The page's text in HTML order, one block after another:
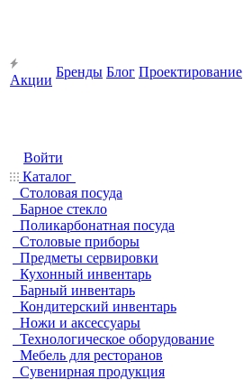
Акции
Бренды Блог Проектирование
Войти
Каталог
Столовая посуда
Барное стекло
Поликарбонатная посуда
Столовые приборы
Предметы сервировки
Кухонный инвентарь
Барный инвентарь
Кондитерский инвентарь
Ножи и аксессуары
Технологическое оборудование
Мебель для ресторанов
Сувенирная продукция